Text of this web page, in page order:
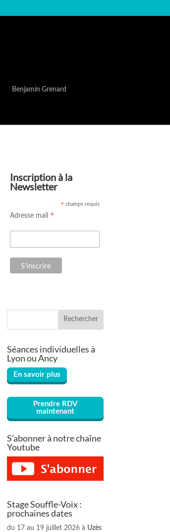
Benjamin Grenard
Inscription à la
Newsletter
* champs requis
Adresse mail *
Rechercher
Séances individuelles à
Lyon ou Ancy
En savoir plus
Prendre RDV
maintenant
S’abonner à notre chaîne
Youtube
Stage Souffle-Voix :
prochaines dates
du 17 au 19 juillet 2026 à Uzès